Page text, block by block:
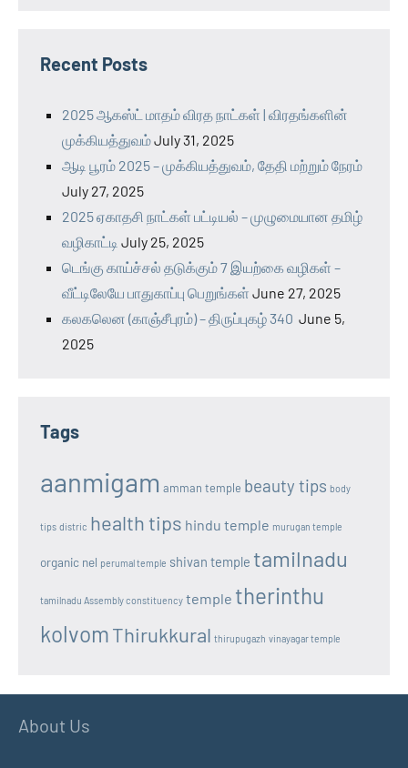
Recent Posts
2025 ஆகஸ்ட் மாதம் விரத நாட்கள் | விரதங்களின்
முக்கியத்துவம்July 31, 2025
ஆடி பூரம் 2025 – முக்கியத்துவம், தேதி மற்றும் நேரம்
July 27, 2025
2025 ஏகாதசி நாட்கள் பட்டியல் – முழுமையான தமிழ்
வழிகாட்டி July 25, 2025
டெங்கு காய்ச்சல் தடுக்கும் 7 இயற்கை வழிகள் –
வீட்டிலேயே பாதுகாப்பு பெறுங்கள் June 27, 2025
கலகலென (காஞ்சீபுரம்) – திருப்புகழ் 340 June 5,
2025
Tags
aanmigam amman temple beauty tips body
tips distric health tips hindu temple murugan temple
organic nel perumal temple shivan temple tamilnadu
tamilnadu Assembly constituency temple therinthu
kolvomThirukkural thirupugazh vinayagar temple
About Us